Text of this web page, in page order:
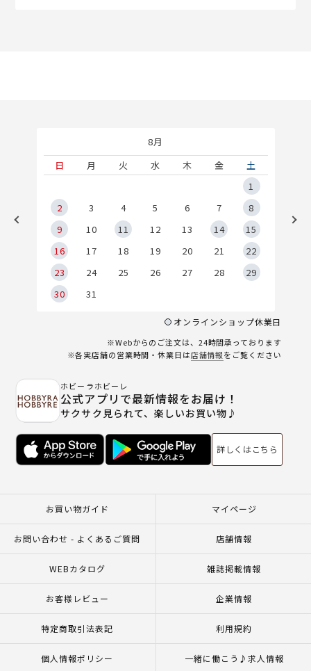
8月
日
月 火 水 木 金
土
1
2
3 4 5 6 7
8
9
10 11 12 13 14
15
16
17 18 19 20 21
22
23
24 25 26 27 28
29
30
31
オンラインショップ休業日
※Webからのご注文は、24時間承っております
※各実店舗の営業時間・休業日は店舗情報をご覧ください
ホビーラホビーレ
公式アプリで最新情報をお届け！
サクサク見られて、楽しいお買い物♪
詳しくはこちら
お買い物ガイド マイページ
お問い合わせ - よくあるご質問 店舗情報
WEBカタログ 雑誌掲載情報
お客様レビュー 企業情報
特定商取引法表記 利用規約
個人情報ポリシー 一緒に働こう♪求人情報